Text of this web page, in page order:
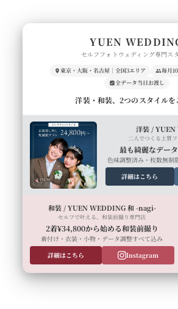
YUEN
セルフフォトウェディング専門ス
東京・大阪・名古屋｜全国3エリア
毎月
全データ当日お渡し
洋装・和装、2つのスタイルを
洋装 /
二人でつくる上質
最も綺麗なデー
色味調整済み・枚数無制
詳細はこちら
和装 / YUEN WEDDING 和 -nagi-
セルフで叶える、和装前撮り専門店
2着¥34,800から始める和装前撮り
着付け・衣装・小物・データ調整すべて込み
詳細はこちら
Instagram